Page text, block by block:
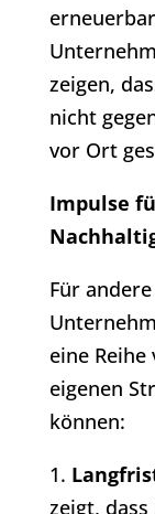
zeigen,
nicht
vor Ort
Impulse
Für
eine
eigenen
können:
1.
zeigt,